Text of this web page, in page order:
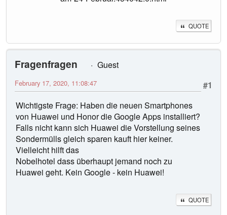
QUOTE
Fragenfragen
Guest
#1
February 17, 2020, 11:08:47
Wichtigste Frage: Haben die neuen Smartphones
von Huawei und Honor die Google Apps installiert?
Falls nicht kann sich Huawei die Vorstellung seines
Sondermülls gleich sparen kauft hier keiner.
Vielleicht hilft das
Nobelhotel dass überhaupt jemand noch zu
Huawei geht. Kein Google - kein Huawei!
QUOTE